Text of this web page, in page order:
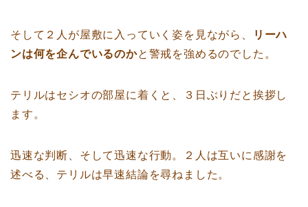
そして２人が屋敷に入っていく姿を見ながら、
リーハ
ンは何を企んでいるのかと警戒を強めるのでした。
テリルはセシオの部屋に着くと、３日ぶりだと挨拶し
ます。
迅速な判断、そして迅速な行動。２人は互いに感謝を
述べる、テリルは早速結論を尋ねました。